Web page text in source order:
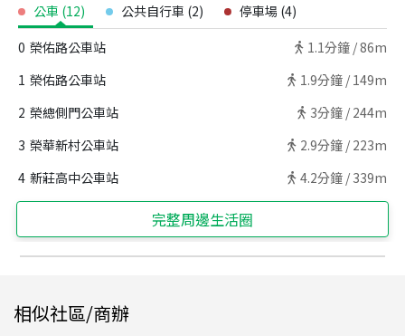
公車 (12) 公共自行車 (2) 停車場 (4)
0 榮佑路公車站 1.1分鐘 /86m
1 榮佑路公車站 1.9分鐘 / 149m
2 榮總側門公車站 3分鐘 / 244m
3 榮華新村公車站 2.9分鐘 / 223m
4 新莊高中公車站 4.2分鐘 / 339m
完整周邊生活圈
相似社區/商辦